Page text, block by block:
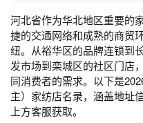
河北省作为华北地区重要的
捷的交通网络和成熟的商贸
纽。从裕华区的品牌连锁到
发市场到栾城区的社区门店
同消费者的需求。以下是
主）家纺店名录，涵盖地址
上方客服获取。